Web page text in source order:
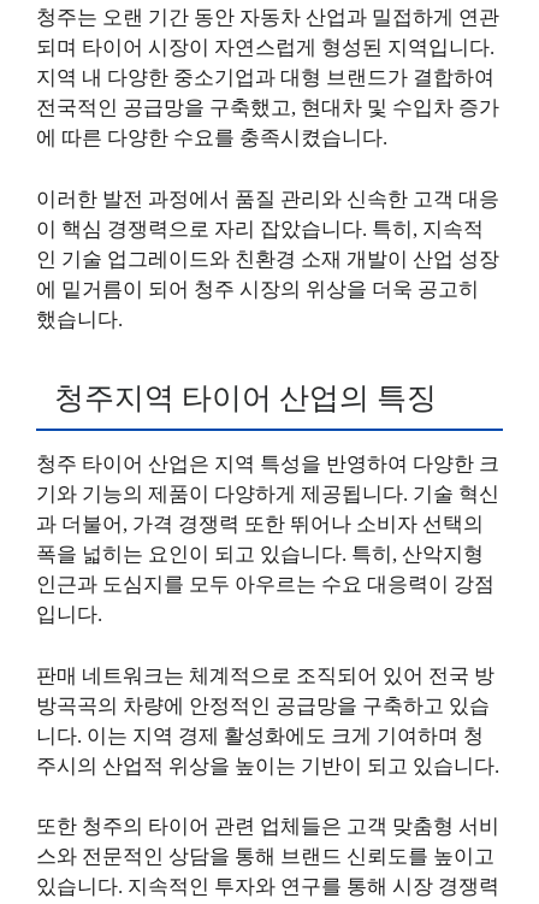
청주는 오랜 기간 동안 자동차 산업과 밀접하게 연관
되며 타이어 시장이 자연스럽게 형성된 지역입니다.
지역 내 다양한 중소기업과 대형 브랜드가 결합하여
전국적인 공급망을 구축했고, 현대차 및 수입차 증가
에 따른 다양한 수요를 충족시켰습니다.
이러한 발전 과정에서 품질 관리와 신속한 고객 대응
이 핵심 경쟁력으로 자리 잡았습니다. 특히, 지속적
인 기술 업그레이드와 친환경 소재 개발이 산업 성장
에 밑거름이 되어 청주 시장의 위상을 더욱 공고히
했습니다.
청주지역 타이어 산업의 특징
청주 타이어 산업은 지역 특성을 반영하여 다양한 크
기와 기능의 제품이 다양하게 제공됩니다. 기술 혁신
과 더불어, 가격 경쟁력 또한 뛰어나 소비자 선택의
폭을 넓히는 요인이 되고 있습니다. 특히, 산악지형
인근과 도심지를 모두 아우르는 수요 대응력이 강점
입니다.
판매 네트워크는 체계적으로 조직되어 있어 전국 방
방곡곡의 차량에 안정적인 공급망을 구축하고 있습
니다. 이는 지역 경제 활성화에도 크게 기여하며 청
주시의 산업적 위상을 높이는 기반이 되고 있습니다.
또한 청주의 타이어 관련 업체들은 고객 맞춤형 서비
스와 전문적인 상담을 통해 브랜드 신뢰도를 높이고
있습니다. 지속적인 투자와 연구를 통해 시장 경쟁력